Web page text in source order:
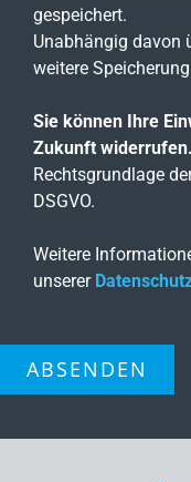
gespeichert.
Unabhängig davon
weitere
Sie können Ihre
Zukunft widerrufen.
Rechtsgrundlage
DSGVO.
Weitere
unserer
ABSENDEN